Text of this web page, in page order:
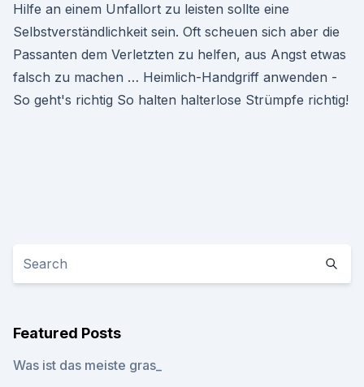
Hilfe an einem Unfallort zu leisten sollte eine
Selbstverständlichkeit sein. Oft scheuen sich aber die
Passanten dem Verletzten zu helfen, aus Angst etwas
falsch zu machen … Heimlich-Handgriff anwenden -
So geht's richtig So halten halterlose Strümpfe richtig!
Featured Posts
Was ist das meiste gras_